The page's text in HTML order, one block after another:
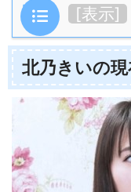
目次 [表示]
北乃きいの現